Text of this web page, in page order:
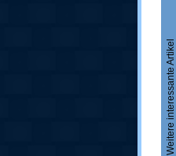
Weitere interessante Artikel